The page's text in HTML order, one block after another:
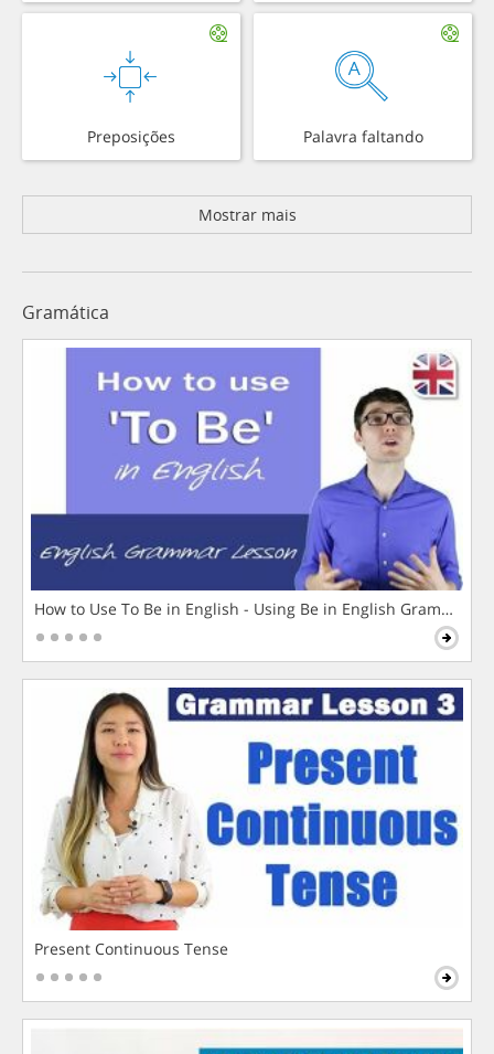
Preposições Palavra faltando
Mostrar mais
Gramática
How to Use To Be in English - Using Be in English Grammar
Present Continuous Tense